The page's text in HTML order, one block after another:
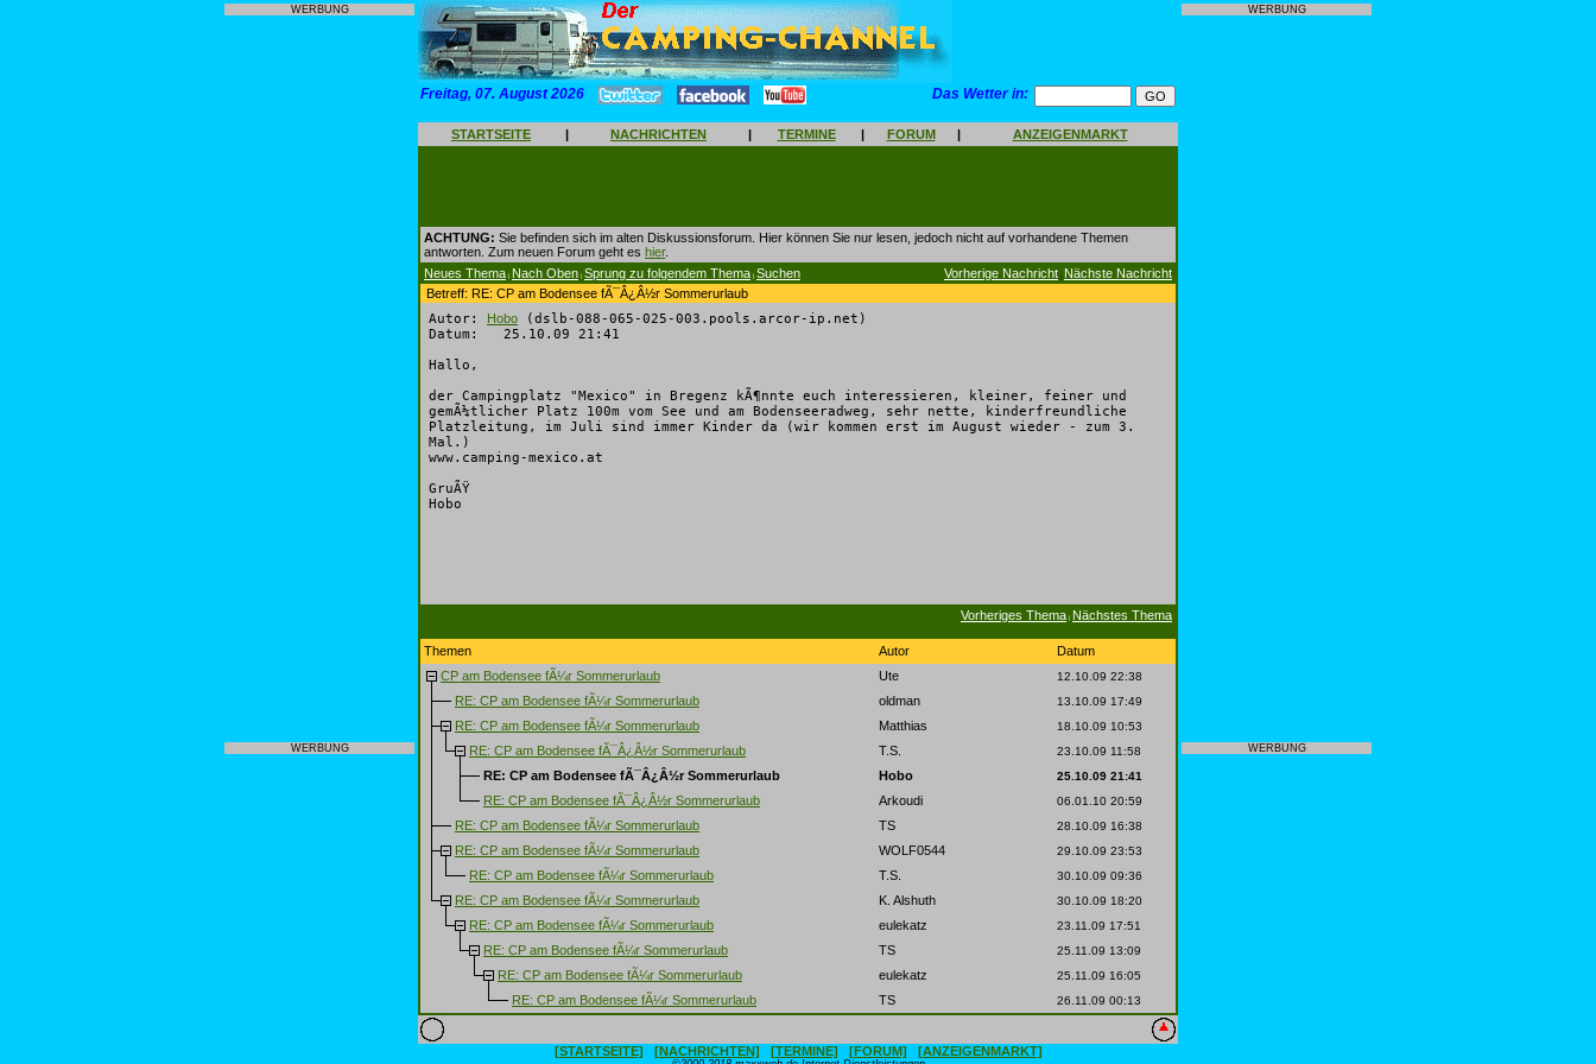
WERBUNG
WERBUNG
Freitag, 07. August 2026 Das Wetter in:
STARTSEITE | NACHRICHTEN | TERMINE | FORUM | ANZEIGENMARKT
ACHTUNG: Sie befinden sich im alten Diskussionsforum. Hier können Sie nur lesen, jedoch nicht auf vorhandene Themen
antworten. Zum neuen Forum geht es hier.
Neues Thema | Nach Oben | Sprung zu folgendem Thema | Suchen Vorherige Nachricht | Nächste Nachricht
Betreff: RE: CP am Bodensee fÃ¯Â¿Â½r Sommerurlaub
Autor: Hobo (dslb-088-065-025-003.pools.arcor-ip.net)
Datum: 25.10.09 21:41
Hallo,
der Campingplatz "Mexico" in Bregenz kÃ¶nnte euch interessieren, kleiner, feiner und
gemÃ¼tlicher Platz 100m vom See und am Bodenseeradweg, sehr nette, kinderfreundliche
Platzleitung, im Juli sind immer Kinder da (wir kommen erst im August wieder - zum 3.
Mal.)
www.camping-mexico.at
GruÃŸ
Hobo
Vorheriges Thema | Nächstes Thema
Themen Autor
Datum
CP am Bodensee fÃ¼r Sommerurlaub
Ute 12.10.09 22:38
RE: CP am Bodensee fÃ¼r Sommerurlaub oldman 13.10.09 17:49
RE: CP am Bodensee fÃ¼r Sommerurlaub Matthias 18.10.09 10:53
RE: CP am Bodensee fÃ¯Â¿Â½r Sommerurlaub T.S. 23.10.09 11:58
RE: CP am Bodensee fÃ¯Â¿Â½r Sommerurlaub Hobo 25.10.09 21:41
RE: CP am Bodensee fÃ¯Â¿Â½r Sommerurlaub Arkoudi 06.01.10 20:59
RE: CP am Bodensee fÃ¼r Sommerurlaub TS 28.10.09 16:38
RE: CP am Bodensee fÃ¼r Sommerurlaub WOLF0544 29.10.09 23:53
RE: CP am Bodensee fÃ¼r Sommerurlaub T.S. 30.10.09 09:36
RE: CP am Bodensee fÃ¼r Sommerurlaub K. Alshuth 30.10.09 18:20
RE: CP am Bodensee fÃ¼r Sommerurlaub eulekatz 23.11.09 17:51
RE: CP am Bodensee fÃ¼r Sommerurlaub TS 25.11.09 13:09
RE: CP am Bodensee fÃ¼r Sommerurlaub eulekatz 25.11.09 16:05
RE: CP am Bodensee fÃ¼r Sommerurlaub TS 26.11.09 00:13
[STARTSEITE] [NACHRICHTEN] [TERMINE] [FORUM] [ANZEIGENMARKT]
WERBUNG
WERBUNG